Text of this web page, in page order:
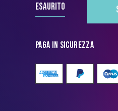
Esaurito
Paga in sicurezza